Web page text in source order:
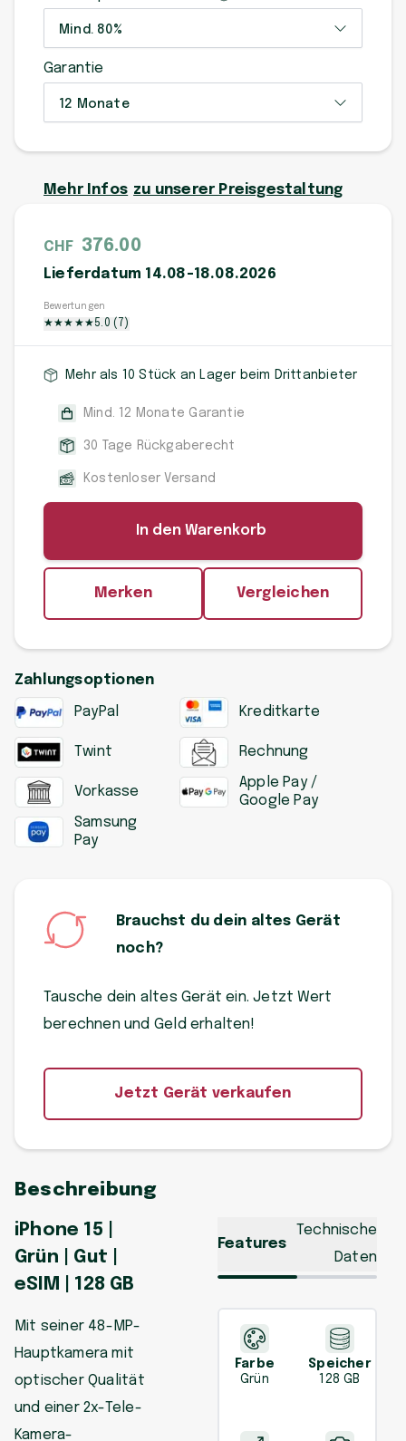
Mind. 80%
Garantie
12 Monate
Mehr Infos zu unserer Preisgestaltung
CHF 376.00
Lieferdatum 14.08-18.08.2026
Bewertungen
★★★ ★★5.0 ( 7 )
Mehr als 10 Stück an Lager beim Drittanbieter
Mind. 12 Monate Garantie
30 Tage Rückgaberecht
Kostenloser Versand
In den Warenkorb
Merken Vergleichen
Zahlungsoptionen
PayPal Kreditkarte
Twint Rechnung
Vorkasse
Apple Pay /
Google Pay
Samsung
Pay
Brauchst du dein altes Gerät
noch?
Tausche dein altes Gerät ein. Jetzt Wert
berechnen und Geld erhalten!
Jetzt Gerät verkaufen
Beschreibung
iPhone 15 |
Grün | Gut |
eSIM | 128 GB
Mit seiner 48-MP-
Hauptkamera mit
optischer Qualität
und einer 2x-Tele-
Kamera-
Features
Technische
Daten
Farbe
Grün
Speicher
128 GB